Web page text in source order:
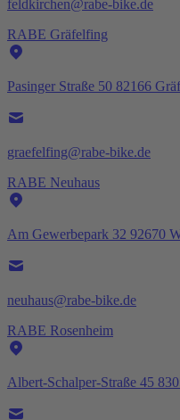
feldkirchen@rabe-bike.de
RABE Gräfelfing
Pasinger Straße 50 82166
graefelfing@rabe-bike.de
RABE Neuhaus
Am Gewerbepark 32 92670
neuhaus@rabe-bike.de
RABE Rosenheim
Albert-Schalper-Straße 45